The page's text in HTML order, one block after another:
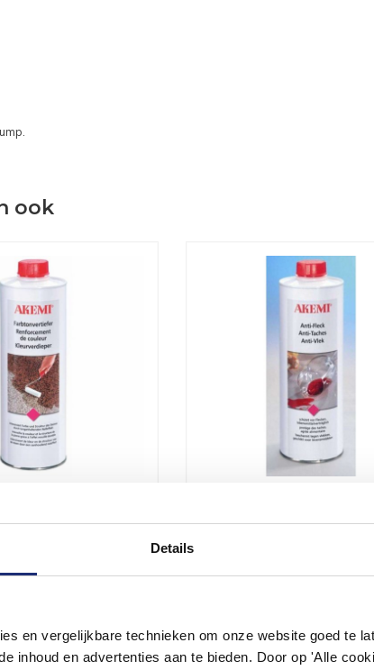
Details
en vergelijkbare technieken om onze website goed te
inhoud en advertenties aan te bieden. Door op 'Alle
ook
Stone<br/> <br/>
met e...
Anti vlek Nano-effect i...